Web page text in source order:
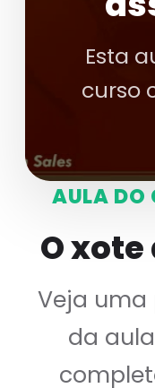
Esta
curso
AULA DO
O
Veja
da